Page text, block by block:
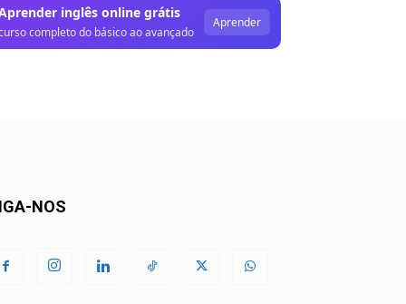
inglês online grátis
completo do básico ao avançado
Aprender
NOS